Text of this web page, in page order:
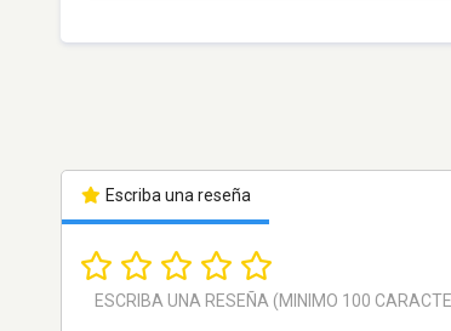
Escriba una reseña